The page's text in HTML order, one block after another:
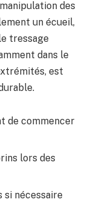
des
un écueil,
tressage
dans le
est
de commencer
lors des
si nécessaire